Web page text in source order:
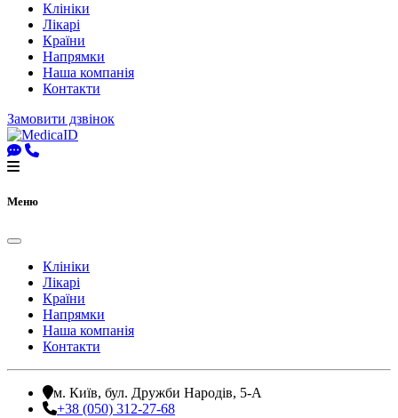
Клініки
Лікарі
Країни
Напрямки
Наша компанія
Контакти
Замовити дзвінок
Меню
Клініки
Лікарі
Країни
Напрямки
Наша компанія
Контакти
м. Київ, бул. Дружби Народів, 5-А
+38 (050) 312-27-68